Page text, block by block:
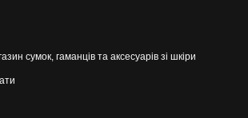
сумок, гаманців та аксесуарів зі шкіри